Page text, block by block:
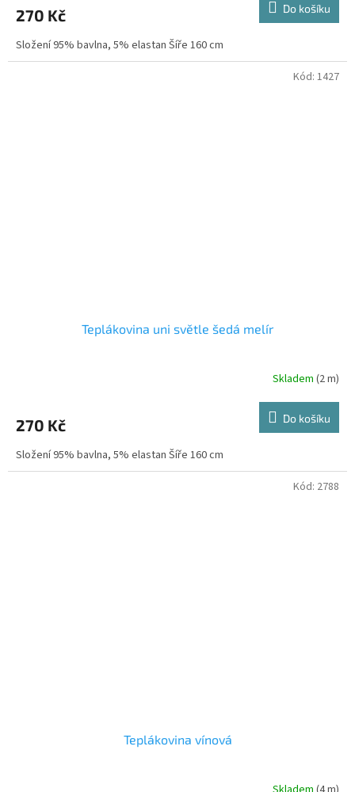
270 Kč Do košíku
Složení 95% bavlna, 5% elastan Šíře 160 cm
Teplákovina uni světle šedá melír
Skladem (2 m)
270 Kč Do košíku
Složení 95% bavlna, 5% elastan Šíře 160 cm
Kód: 1427
Teplákovina vínová
Kód: 2788